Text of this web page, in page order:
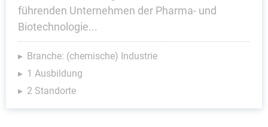
führenden Unternehmen der Pharma- und
Biotechnologie...
Branche: (chemische) Industrie
1 Ausbildung
2 Standorte